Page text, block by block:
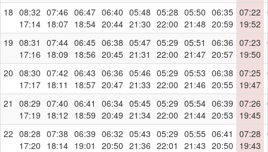
18 08:32
17:14
07:46
18:07
06:47
18:54
06:40
20:44
05:48
21:30
05:28
22:00
05:50
21:48
06:35
20:59
07:22
19:52
19 08:31
17:16
07:44
18:09
06:45
18:56
06:38
20:45
05:47
21:31
05:29
22:00
05:51
21:47
06:36
20:57
07:23
19:50
20 08:30
17:17
07:42
18:11
06:43
18:57
06:36
20:47
05:46
21:33
05:29
22:00
05:53
21:46
06:38
20:55
07:25
19:47
21
08:29
17:19
07:40
18:12
06:41
18:59
06:34
20:49
05:45
21:34
05:29
22:00
05:54
21:44
06:39
20:53
07:26
19:45
22 08:28
17:20
07:38
18:14
06:39
19:01
06:32
20:50
05:43
21:36
05:29
22:01
05:55
21:43
06:41
20:50
07:28
19:43